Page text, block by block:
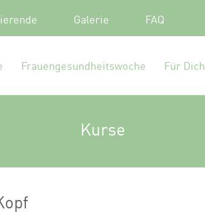
Galerie FAQ
Frauengesundheitswoche Für Dich
Kurse